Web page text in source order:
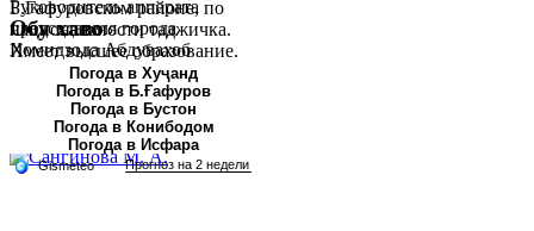
Руководитель аппарата
председателя города
Хомидзода Абдувахоб
Абдумаджид родился 8
июня 1978 года в городе
Худжанде. По
национальности...
Б.Гафуровском районе, по
национальности таджичка.
Имеет высшее образование.
В 1997 ...
Обу хаво
Погода в Хуҷанд
Погода в Б.Ғафуров
Погода в Бустон
Погода в Конибодом
Погода в Исфара